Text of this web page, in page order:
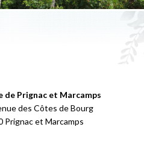
de Prignac et Marcamps
des Côtes de Bourg
Prignac et Marcamps